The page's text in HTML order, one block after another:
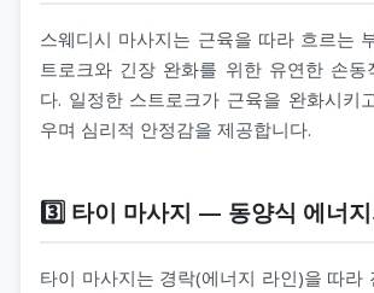
스웨디시 마사지는 근육을 따라 흐르는
트로크와 긴장 완화를 위한 유연한 손동
다. 일정한 스트로크가 근육을 완화시키
우며 심리적 안정감을 제공합니다.
3️⃣ 타이 마사지 — 동양식 에너
타이 마사지는 경락(에너지 라인)을 따라